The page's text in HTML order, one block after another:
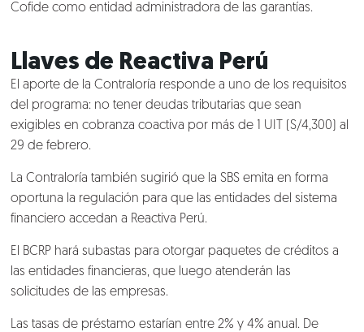
Cofide como entidad administradora de las garantías.
Llaves de Reactiva Perú
El aporte de laContraloría responde a uno de los requisitos
del programa: no tener deudas tributarias que sean
exigibles en cobranza coactiva por más de 1 UIT (S/4,300) al
29 de febrero.
LaContraloríatambién sugirió que laSBSemita en forma
oportuna la regulación para que las entidades del sistema
financiero accedan a Reactiva Perú.
El BCRP hará subastas para otorgar paquetes de créditos a
las entidades financieras, que luego atenderán las
solicitudes de las empresas.
Las tasas de préstamo estarían entre 2% y 4% anual. De